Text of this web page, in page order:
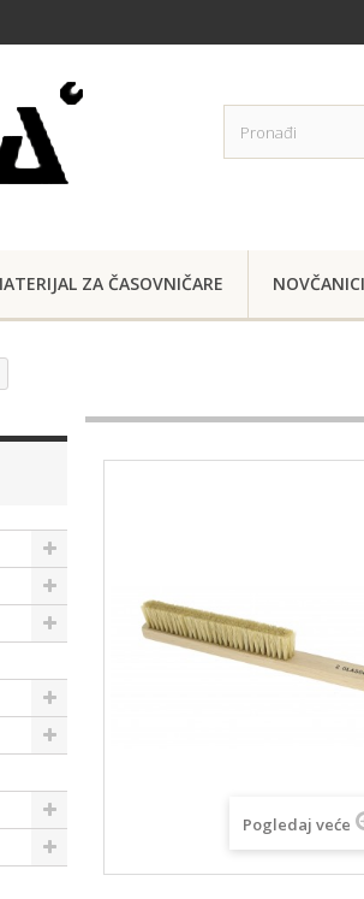
ZA ČASOVNIČARE NOVČANICI
Pogledaj veće